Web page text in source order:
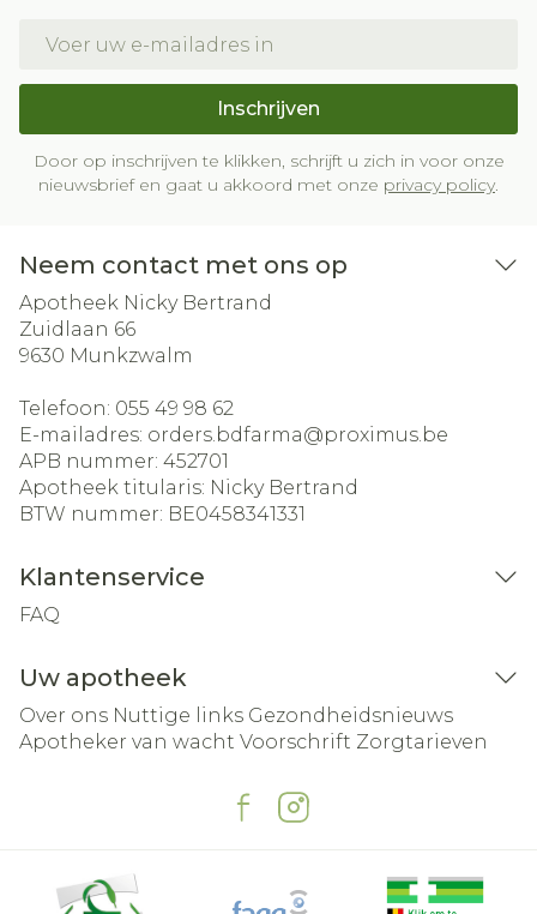
Inschrijven
Door op inschrijven te klikken, schrijft u zich in voor onze
nieuwsbrief en gaat u akkoord met onze privacy policy.
Neem contact met ons op
Apotheek Nicky Bertrand
Zuidlaan 66
9630 Munkzwalm
Telefoon: 055 49 98 62
E-mailadres: orders.bdfarma@proximus.be
APB nummer: 452701
Apotheek titularis: Nicky Bertrand
BTW nummer: BE0458341331
Klantenservice
FAQ
Uw apotheek
Over ons Nuttige links Gezondheidsnieuws
Apotheker van wacht Voorschrift Zorgtarieven